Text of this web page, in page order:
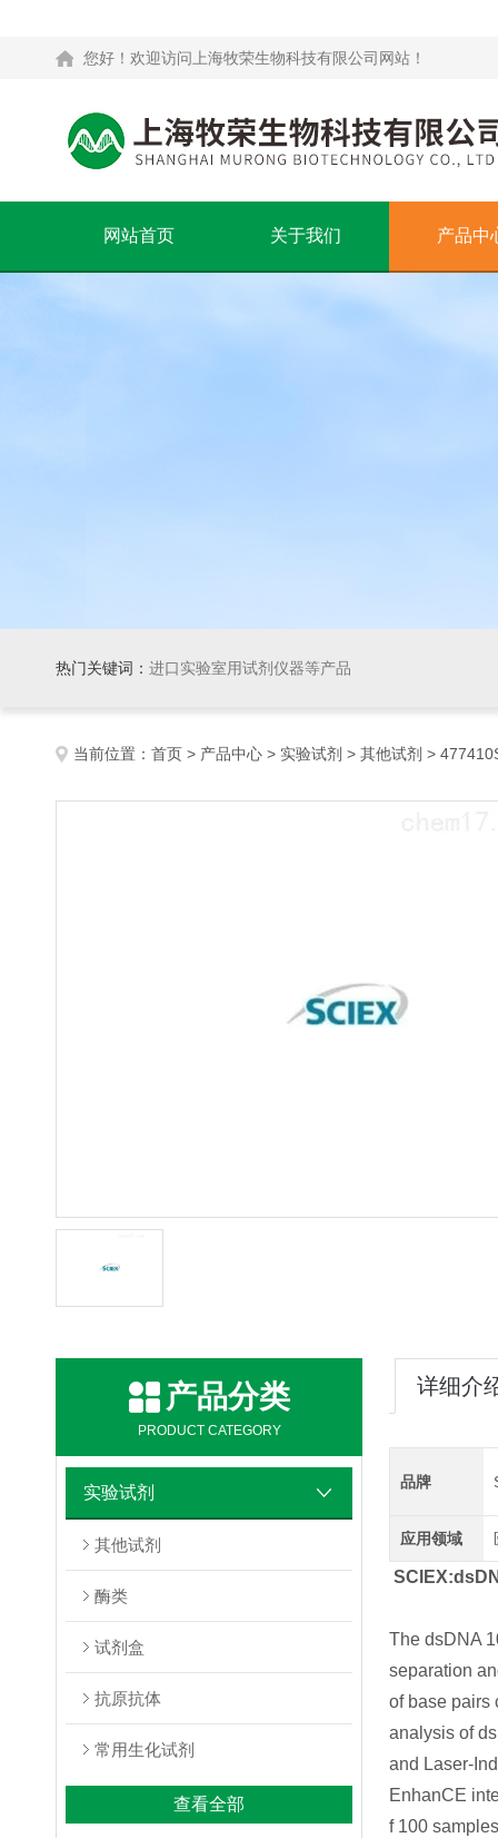
您好！欢迎访问上海牧荣生物科技有限公司网站！
网站首页 关于我们 产品中
热门关键词： 进口实验室用试剂仪器等产品
当前位置： 首页 > 产品中心 > 实验试剂 > 其他试剂 >
产品分类
PRODUCT CATEGORY
实验试剂
其他试剂
酶类
试剂盒
抗原抗体
常用生化试剂
查看全部
详细介
品牌
应用领域
The dsDNA
separation
of base pairs
analysis of
and Laser-
EnhanCE
f 100